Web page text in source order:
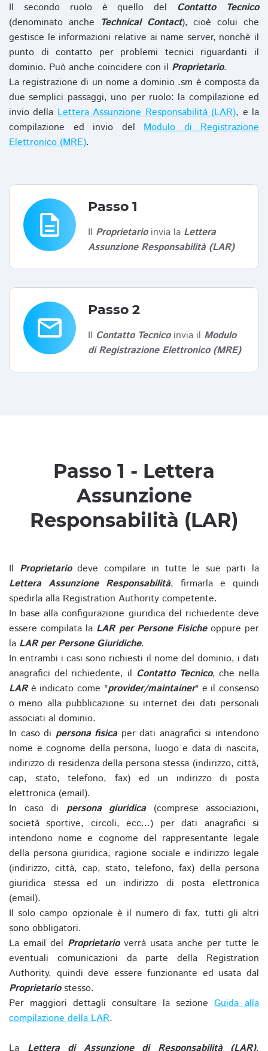
Il secondo ruolo è quello del Contatto Tecnico
(denominato anche Technical Contact), cioè colui che
gestisce le informazioni relative ai name server, nonchè il
punto di contatto per problemi tecnici riguardanti il
dominio. Può anche coincidere con il Proprietario.
La registrazione di un nome a dominio .sm è composta da
due semplici passaggi, uno per ruolo: la compilazione ed
invio dellaLettera Assunzione Responsabilità (LAR), e la
compilazione ed invio del Modulo di Registrazione
Elettronico (MRE).
description
Passo 1
Il Proprietarioinvia la Lettera
Assunzione Responsabilità (LAR)
email
Passo 2
Il Contatto Tecnicoinvia il Modulo
di Registrazione Elettronico (MRE)
Passo 1 - Lettera
Assunzione
Responsabilità (LAR)
Il Proprietariodeve compilare in tutte le sue parti la
Lettera Assunzione Responsabilità, firmarla e quindi
spedirla alla Registration Authority competente.
In base alla configurazione giuridica del richiedente deve
essere compilata la LAR per Persone Fisicheoppure per
la LAR per Persone Giuridiche.
In entrambi i casi sono richiesti il nome del dominio, i dati
anagrafici del richiedente, il Contatto Tecnico, che nella
LARè indicato come "provider/maintainer" e il consenso
o meno alla pubblicazione su internet dei dati personali
associati al dominio.
In caso di persona fisicaper dati anagrafici si intendono
nome e cognome della persona, luogo e data di nascita,
indirizzo di residenza della persona stessa (indirizzo, città,
cap, stato, telefono, fax) ed un indirizzo di posta
elettronica (email).
In caso di persona giuridica(comprese associazioni,
società sportive, circoli, ecc...) per dati anagrafici si
intendono nome e cognome del rappresentante legale
della persona giuridica, ragione sociale e indirizzo legale
(indirizzo, città, cap, stato, telefono, fax) della persona
giuridica stessa ed un indirizzo di posta elettronica
(email).
Il solo campo opzionale è il numero di fax, tutti gli altri
sono obbligatori.
La email del Proprietarioverrà usata anche per tutte le
eventuali comunicazioni da parte della Registration
Authority, quindi deve essere funzionante ed usata dal
Proprietariostesso.
Per maggiori dettagli consultare la sezione Guida alla
compilazione della LAR.